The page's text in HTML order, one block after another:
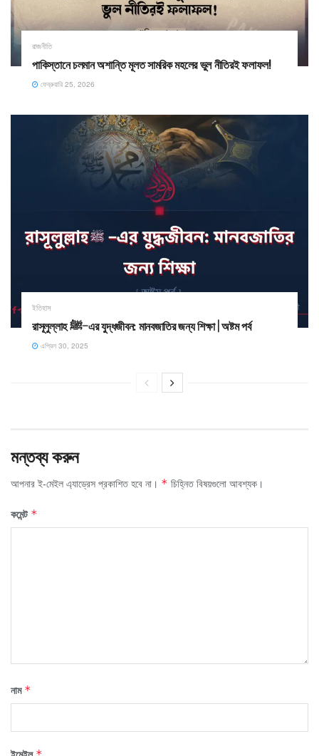
রাজনীতি
পাকিস্তানে চলমান অশান্তি মূলত সামরিক মহলের ভুল নীতিরই ফলাফল! ​
ফেব্রুয়ারি 25, 2026
ইতিহাস
রাসূলুল্লাহ ﷺ–এর যুদ্ধজীবন: মানবজাতির জন্য শিক্ষা | অষ্টম পর্ব
এপ্রিল 30, 2025
মন্তব্য করুন
আপনার ই-মেইল এ্যাড্রেস প্রকাশিত হবে না। * চিহ্নিত বিষয়গুলো আবশ্যক।
কমেন্ট *
নাম *